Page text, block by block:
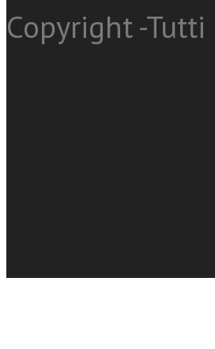
Copyright -